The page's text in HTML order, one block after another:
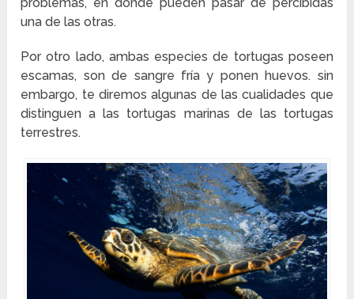
una de las otras.
Por otro lado, ambas especies de tortugas poseen
escamas, son de sangre fría y ponen huevos. sin
embargo, te diremos algunas de las cualidades que
distinguen a las tortugas marinas de las tortugas
terrestres.